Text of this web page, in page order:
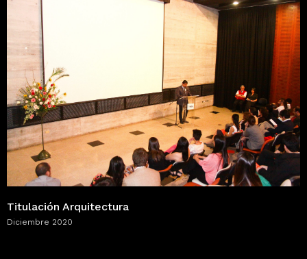
Titulación Arquitectura
Diciembre 2020